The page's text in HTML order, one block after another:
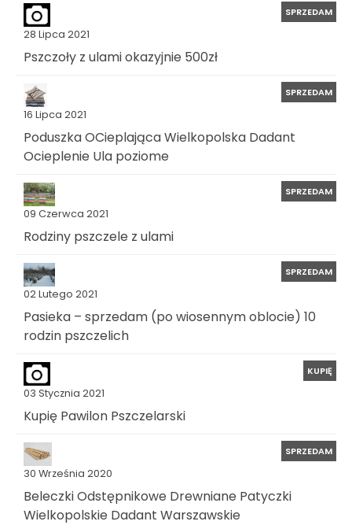
28 Lipca 2021
SPRZEDAM
Pszczoły z ulami okazyjnie 500zł
16 Lipca 2021
SPRZEDAM
Poduszka OCieplająca Wielkopolska Dadant
Ocieplenie Ula poziome
09 Czerwca 2021
SPRZEDAM
Rodziny pszczele z ulami
02 Lutego 2021
SPRZEDAM
Pasieka – sprzedam (po wiosennym oblocie) 10
rodzin pszczelich
03 Stycznia 2021
KUPIĘ
Kupię Pawilon Pszczelarski
30 Września 2020
SPRZEDAM
Beleczki Odstępnikowe Drewniane Patyczki
Wielkopolskie Dadant Warszawskie